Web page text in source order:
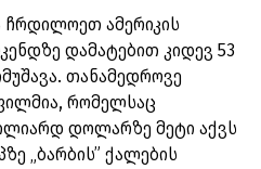
ჩრდილოეთ ამერიკის
დამატებით კიდევ 53
თანამედროვე
რომელსაც
დოლარზე მეტი აქვს
„ბარბის” ქალების